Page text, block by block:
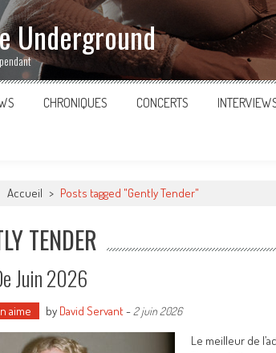
Underground
CHRONIQUES CONCERTS
Accueil > Posts tagged "Gently Tender"
TENDER
Juin 2026
aime by David Servant- 2 juin 2026
Le meilleur de